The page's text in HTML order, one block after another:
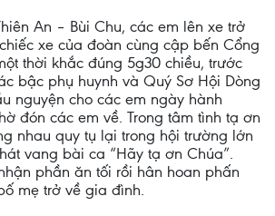
An – Bùi Chu, các em lên xe trở
xe của đoàn cùng cập bến Cổng
thời khắc đúng 5g30 chiều, trước
bậc phụ huynh và Quý Sơ Hội Dòng
nguyện cho các em ngày hành
đón các em về. Trong tâm tình tạ ơn
nhau quy tụ lại trong hội trường lớn
vang bài ca “Hãy tạ ơn Chúa”.
phần ăn tối rồi hân hoan phấn
mẹ trở về gia đình.